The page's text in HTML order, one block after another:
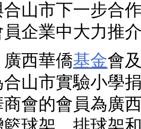
山市下一步合
員企業中大力推
西華僑基金會
合山市實驗小學
商會的會員為廣